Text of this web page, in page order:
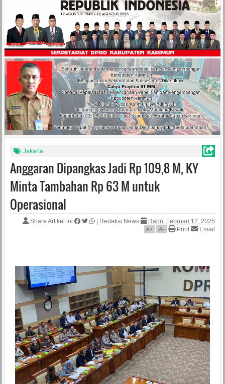
Jakarta
Anggaran Dipangkas Jadi Rp 109,8 M, KY
Minta Tambahan Rp 63 M untuk
Operasional
Share Artikel ini Redaksi News
Rabu, Februari 12, 2025
A+ A- Print Email